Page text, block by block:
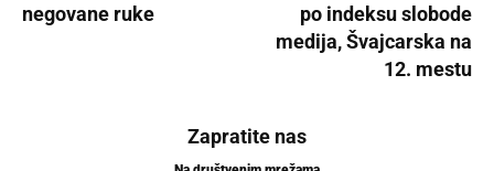
negovane ruke
po indeksu slobode
medija, Švajcarska na
12. mestu
Zapratite nas